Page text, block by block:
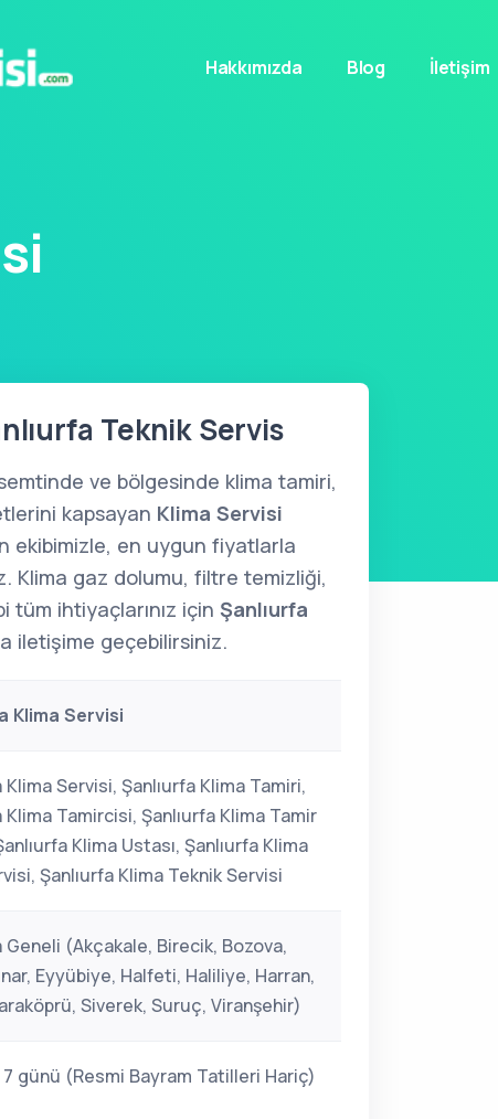
Hakkımızda Blog İletişim
Teknik Servis
ve bölgesinde klima tamiri,
kapsayan Klima Servisi
ekibimizle, en uygun fiyatlarla
Klima gaz dolumu, filtre temizliği,
ihtiyaçlarınız için Şanlıurfa
iletişime geçebilirsiniz.
Klima Servisi
Klima Servisi, Şanlıurfa Klima Tamiri,
Klima Tamircisi, Şanlıurfa Klima Tamir
Klima Ustası, Şanlıurfa Klima
Şanlıurfa Klima Teknik Servisi
Geneli (Akçakale, Birecik, Bozova,
Eyyübiye, Halfeti, Haliliye, Harran,
Siverek, Suruç, Viranşehir)
7 günü (Resmi Bayram Tatilleri Hariç)